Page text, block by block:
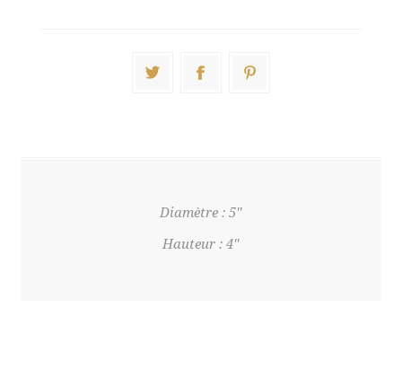
Diamètre : 5''
Hauteur : 4''